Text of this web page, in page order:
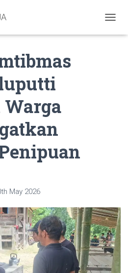
Warga
May 2026